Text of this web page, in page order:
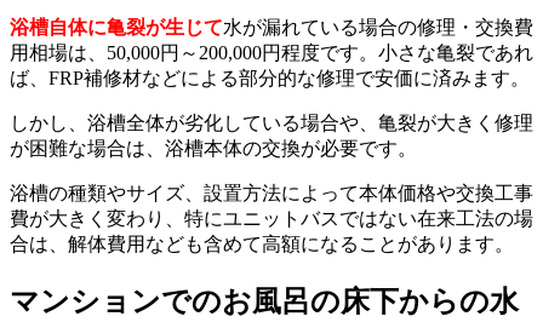
浴槽自体に亀裂が生じて水が漏れている場合の修理・交換費
用相場は、50,000円～200,000円程度です。小さな亀裂であれ
ば、FRP補修材などによる部分的な修理で安価に済みます。
しかし、浴槽全体が劣化している場合や、亀裂が大きく修理
が困難な場合は、浴槽本体の交換が必要です。
浴槽の種類やサイズ、設置方法によって本体価格や交換工事
費が大きく変わり、特にユニットバスではない在来工法の場
合は、解体費用なども含めて高額になることがあります。
マンションでのお風呂の床下からの水